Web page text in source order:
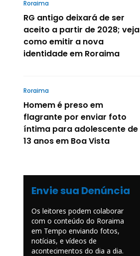
Roraima
RG antigo deixará de ser
aceito a partir de 2028; veja
como emitir a nova
identidade em Roraima
Roraima
Homem é preso em
flagrante por enviar foto
íntima para adolescente de
13 anos em Boa Vista
Envie sua Denúncia
Os leitores podem colaborar
com o conteúdo do Roraima
em Tempo enviando fotos,
notícias, e vídeos de
acontecimentos do dia a dia.